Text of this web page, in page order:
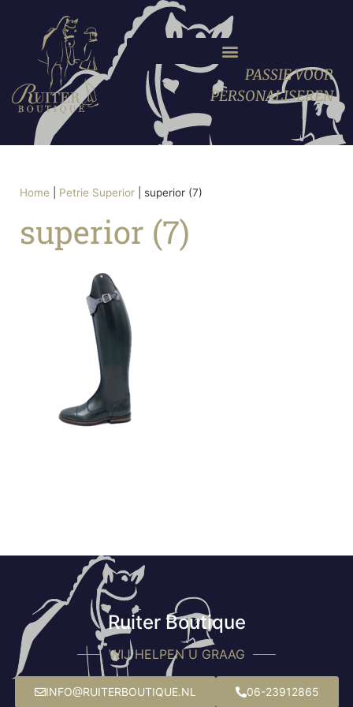
PASSIE VOOR
PERSONALISEREN
Home Petrie Superior superior (7)
superior (7)
Ruiter Boutique
WIJ HELPEN U GRAAG
INFO@RUITERBOUTIQUE.NL 06-23912865